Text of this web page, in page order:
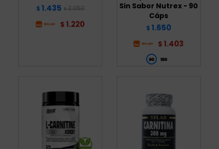
$ 1.435 $ 2.050
$ 1.220
Sin Sabor Nutrex - 90
Cáps
$ 1.650
$ 1.403